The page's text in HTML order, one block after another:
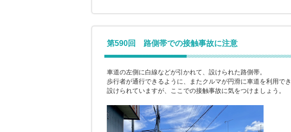
第590回 路側帯での接触事故に注意
車道の左側に白線などが引かれて、設けられた路側帯。
歩行者が通行できるように、またクルマが円滑に車道を利用でき
設けられていますが、ここでの接触事故に気をつけましょう。